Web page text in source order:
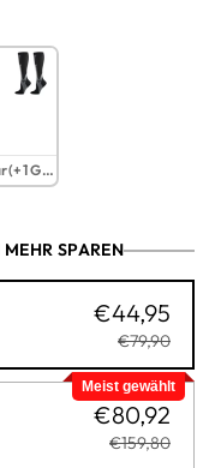
Gratis)
SPAREN
€44,95
€79,90
Meist gewählt
€80,92
€159,80